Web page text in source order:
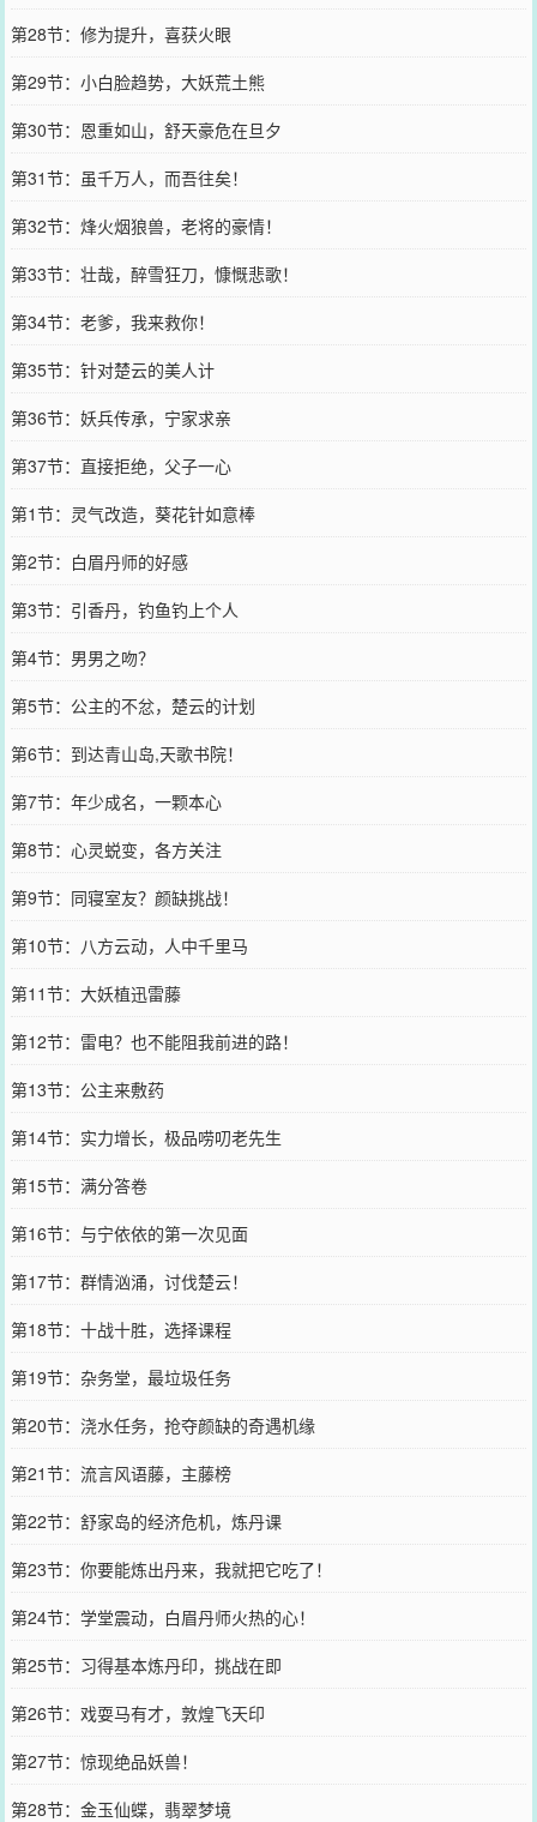
第28节：修为提升，喜获火眼
第29节：小白脸趋势，大妖荒土熊
第30节：恩重如山，舒天豪危在旦夕
第31节：虽千万人，而吾往矣！
第32节：烽火烟狼兽，老将的豪情！
第33节：壮哉，醉雪狂刀，慷慨悲歌！
第34节：老爹，我来救你！
第35节：针对楚云的美人计
第36节：妖兵传承，宁家求亲
第37节：直接拒绝，父子一心
第1节：灵气改造，葵花针如意棒
第2节：白眉丹师的好感
第3节：引香丹，钓鱼钓上个人
第4节：男男之吻？
第5节：公主的不忿，楚云的计划
第6节：到达青山岛,天歌书院！
第7节：年少成名，一颗本心
第8节：心灵蜕变，各方关注
第9节：同寝室友？颜缺挑战！
第10节：八方云动，人中千里马
第11节：大妖植迅雷藤
第12节：雷电？也不能阻我前进的路！
第13节：公主来敷药
第14节：实力增长，极品唠叨老先生
第15节：满分答卷
第16节：与宁依依的第一次见面
第17节：群情汹涌，讨伐楚云！
第18节：十战十胜，选择课程
第19节：杂务堂，最垃圾任务
第20节：浇水任务，抢夺颜缺的奇遇机缘
第21节：流言风语藤，主藤榜
第22节：舒家岛的经济危机，炼丹课
第23节：你要能炼出丹来，我就把它吃了！
第24节：学堂震动，白眉丹师火热的心！
第25节：习得基本炼丹印，挑战在即
第26节：戏耍马有才，敦煌飞天印
第27节：惊现绝品妖兽！
第28节：金玉仙蝶，翡翠梦境